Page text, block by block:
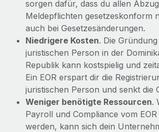
sorgen dafür, dass du allen
Meldepflichten gesetzeskonform
auch bei Gesetzesänderungen.
Niedrigere Kosten. Die
juristischen Person in der
Republik kann kostspielig und
Ein EOR erspart dir die
juristischen Person und senkt die
Weniger benötigte Ressourcen.
Payroll und Compliance vom
werden, kann sich dein